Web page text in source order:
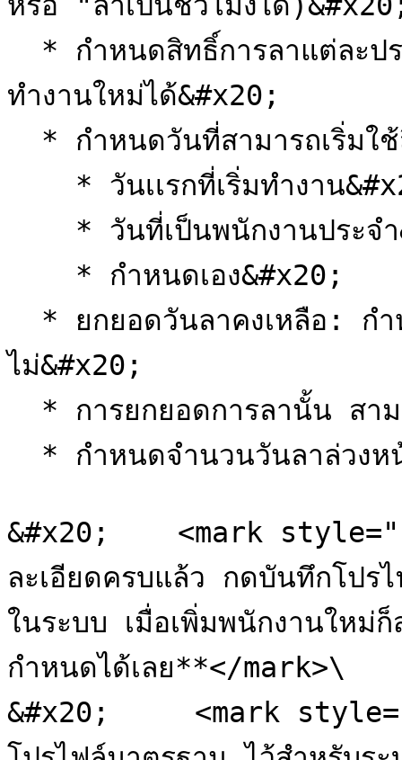
ทำงานใหม่ได้&#x20;
ไม่&#x20;
&#x20;    <mark
ละเอียดครบแล้ว กดบันทึกโปร
ในระบบ เมื่อเพิ่มพนักงานใหม่
กำหนดได้เลย**</mark>\
&#x20;     <mark